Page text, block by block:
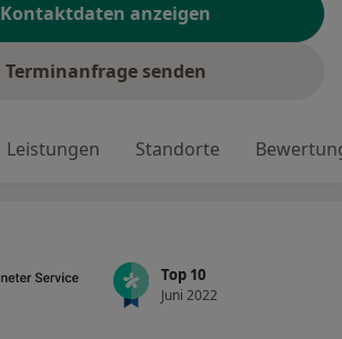
Kontaktdaten anzeigen
Terminanfrage senden
Leistungen Standorte
Top 10
Juni 2022